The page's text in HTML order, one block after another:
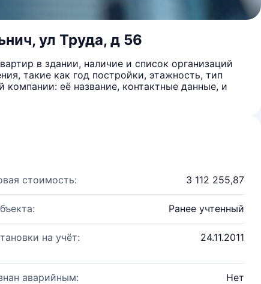
ул Труда, д 56
в здании, наличие и список организаций
такие как год постройки, этажность, тип
её название, контактные данные, и
стоимость: 3 112 255,87
Ранее учтенный
на учёт: 24.11.2011
аварийным: Нет